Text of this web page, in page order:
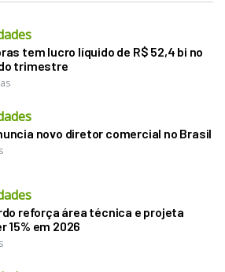
tem lucro líquido de R$ 52,4 bi no
trimestre
novo diretor comercial no Brasil
reforça área técnica e projeta
15% em 2026